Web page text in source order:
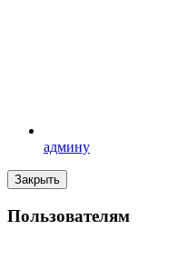
админу
Закрыть
Пользователям